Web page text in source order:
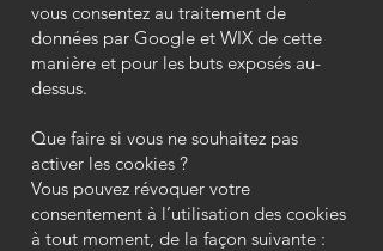
vous consentez au traitement de
données par Google et WIX de cette
manière et pour les buts exposés au-
dessus.
Que faire si vous ne souhaitez pas
activer les cookies ?
Vous pouvez révoquer votre
consentement à l’utilisation des cookies
à tout moment, de la façon suivante :